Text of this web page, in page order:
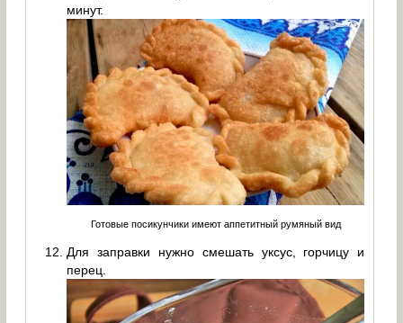
минут.
Готовые посикунчики имеют аппетитный румяный вид
Для заправки нужно смешать уксус, горчицу и
перец.